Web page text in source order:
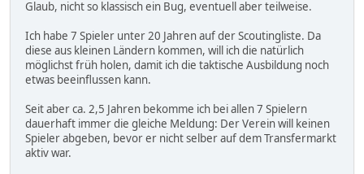
Glaub, nicht so klassisch ein Bug, eventuell aber teilweise.
Ich habe 7 Spieler unter 20 Jahren auf der Scoutingliste. Da
diese aus kleinen Ländern kommen, will ich die natürlich
möglichst früh holen, damit ich die taktische Ausbildung noch
etwas beeinflussen kann.
Seit aber ca. 2,5 Jahren bekomme ich bei allen 7 Spielern
dauerhaft immer die gleiche Meldung: Der Verein will keinen
Spieler abgeben, bevor er nicht selber auf dem Transfermarkt
aktiv war.